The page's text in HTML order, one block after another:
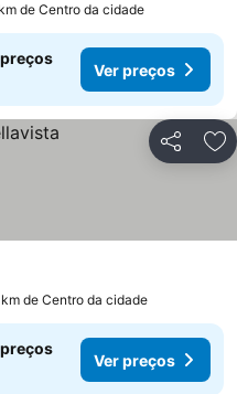
de Centro da cidade
Ver preços
Partilhar
de Centro da cidade
Ver preços